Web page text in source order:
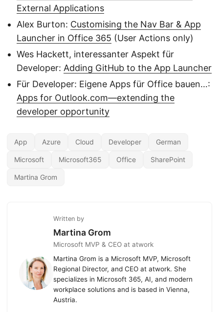
External Applications
Alex Burton: Customising the Nav Bar & App
Launcher in Office 365 (User Actions only)
Wes Hackett, interessanter Aspekt für
Developer: Adding GitHub to the App Launcher
Für Developer: Eigene Apps für Office bauen…:
Apps for Outlook.com—extending the
developer opportunity
App Azure Cloud Developer German
Microsoft Microsoft365 Office SharePoint
Martina Grom
Written by
Martina Grom
Microsoft MVP & CEO at atwork
Martina Grom is a Microsoft MVP, Microsoft
Regional Director, and CEO at atwork. She
specializes in Microsoft 365, AI, and modern
workplace solutions and is based in Vienna,
Austria.